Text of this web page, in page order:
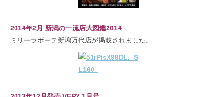
2014年2月 新潟の一流店大図鑑2014
ミリーラボーテ新潟万代店が掲載されました。